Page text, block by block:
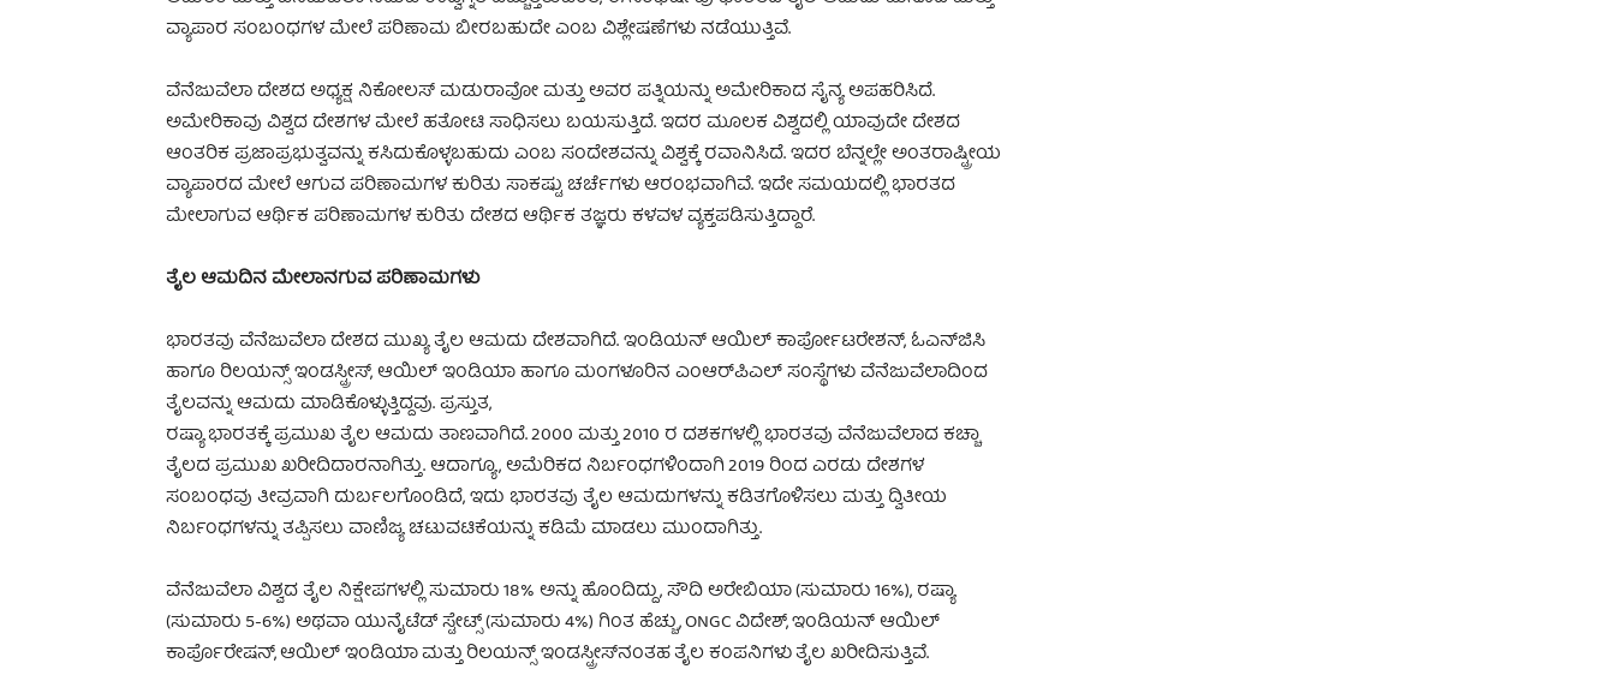
ವ್ಯಾಪಾರ ಸಂಬಂಧಗಳ ಮೇಲೆ ಪರಿಣಾಮ ಬೀರಬಹುದೇ ಎಂಬ ವಿಶ್ಲೇಷಣೆಗಳು ನಡೆಯುತ್ತಿವೆ.
ವೆನೆಜುವೆಲಾ ದೇಶದ ಅಧ್ಯಕ್ಷ ನಿಕೋಲಸ್‌ ಮಡುರಾವೋ ಮತ್ತು ಅವರ ಪತ್ನಿಯನ್ನು ಅಮೇರಿಕಾದ ಸೈನ್ಯ ಅಪಹರಿಸಿದೆ.
ಅಮೇರಿಕಾವು ವಿಶ್ವದ ದೇಶಗಳ ಮೇಲೆ ಹತೋಟಿ ಸಾಧಿಸಲು ಬಯಸುತ್ತಿದೆ. ಇದರ ಮೂಲಕ ವಿಶ್ವದಲ್ಲಿ ಯಾವುದೇ ದೇಶದ
ಆಂತರಿಕ ಪ್ರಜಾಪ್ರಭುತ್ವವನ್ನು ಕಸಿದುಕೊಳ್ಳಬಹುದು ಎಂಬ ಸಂದೇಶವನ್ನು ವಿಶ್ವಕ್ಕೆ ರವಾನಿಸಿದೆ. ಇದರ ಬೆನ್ನಲ್ಲೇ ಅಂತರಾಷ್ಟ್ರೀಯ
ವ್ಯಾಪಾರದ ಮೇಲೆ ಆಗುವ ಪರಿಣಾಮಗಳ ಕುರಿತು ಸಾಕಷ್ಟು ಚರ್ಚೆಗಳು ಆರಂಭವಾಗಿವೆ. ಇದೇ ಸಮಯದಲ್ಲಿ ಭಾರತದ
ಮೇಲಾಗುವ ಆರ್ಥಿಕ ಪರಿಣಾಮಗಳ ಕುರಿತು ದೇಶದ ಆರ್ಥಿಕ ತಜ್ಞರು ಕಳವಳ ವ್ಯಕ್ತಪಡಿಸುತ್ತಿದ್ದಾರೆ.
ತೈಲ ಆಮದಿನ ಮೇಲಾನಗುವ ಪರಿಣಾಮಗಳು
ಭಾರತವು ವೆನೆಜುವೆಲಾ ದೇಶದ ಮುಖ್ಯ ತೈಲ ಆಮದು ದೇಶವಾಗಿದೆ. ಇಂಡಿಯನ್‌ ಆಯಿಲ್‌ ಕಾರ್ಪೋಟರೇಶನ್‌, ಓಎನ್‌ಜಿಸಿ
ಹಾಗೂ ರಿಲಯನ್ಸ್‌ ಇಂಡಸ್ಟ್ರೀಸ್‌, ಆಯಿಲ್‌ ಇಂಡಿಯಾ ಹಾಗೂ ಮಂಗಳೂರಿನ ಎಂಆರ್‌ಪಿಎಲ್‌ ಸಂಸ್ಥೆಗಳು ವೆನೆಜುವೆಲಾದಿಂದ
ತೈಲವನ್ನು ಆಮದು ಮಾಡಿಕೊಳ್ಳುತ್ತಿದ್ದವು. ಪ್ರಸ್ತುತ,
ರಷ್ಯಾ ಭಾರತಕ್ಕೆ ಪ್ರಮುಖ ತೈಲ ಆಮದು ತಾಣವಾಗಿದೆ. 2000 ಮತ್ತು 2010 ರ ದಶಕಗಳಲ್ಲಿ ಭಾರತವು ವೆನೆಜುವೆಲಾದ ಕಚ್ಚಾ
ತೈಲದ ಪ್ರಮುಖ ಖರೀದಿದಾರನಾಗಿತ್ತು. ಆದಾಗ್ಯೂ, ಅಮೆರಿಕದ ನಿರ್ಬಂಧಗಳಿಂದಾಗಿ 2019 ರಿಂದ ಎರಡು ದೇಶಗಳ
ಸಂಬಂಧವು ತೀವ್ರವಾಗಿ ದುರ್ಬಲಗೊಂಡಿದೆ, ಇದು ಭಾರತವು ತೈಲ ಆಮದುಗಳನ್ನು ಕಡಿತಗೊಳಿಸಲು ಮತ್ತು ದ್ವಿತೀಯ
ನಿರ್ಬಂಧಗಳನ್ನು ತಪ್ಪಿಸಲು ವಾಣಿಜ್ಯ ಚಟುವಟಿಕೆಯನ್ನು ಕಡಿಮೆ ಮಾಡಲು ಮುಂದಾಗಿತ್ತು.
ವೆನೆಜುವೆಲಾ ವಿಶ್ವದ ತೈಲ ನಿಕ್ಷೇಪಗಳಲ್ಲಿ ಸುಮಾರು 18% ಅನ್ನು ಹೊಂದಿದ್ದು, ಸೌದಿ ಅರೇಬಿಯಾ (ಸುಮಾರು 16%), ರಷ್ಯಾ
(ಸುಮಾರು 5-6%) ಅಥವಾ ಯುನೈಟೆಡ್ ಸ್ಟೇಟ್ಸ್ (ಸುಮಾರು 4%) ಗಿಂತ ಹೆಚ್ಚು, ONGC ವಿದೇಶ್, ಇಂಡಿಯನ್ ಆಯಿಲ್
ಕಾರ್ಪೊರೇಷನ್, ಆಯಿಲ್ ಇಂಡಿಯಾ ಮತ್ತು ರಿಲಯನ್ಸ್ ಇಂಡಸ್ಟ್ರೀಸ್‌ನಂತಹ ತೈಲ ಕಂಪನಿಗಳು ತೈಲ ಖರೀದಿಸುತ್ತಿವೆ.